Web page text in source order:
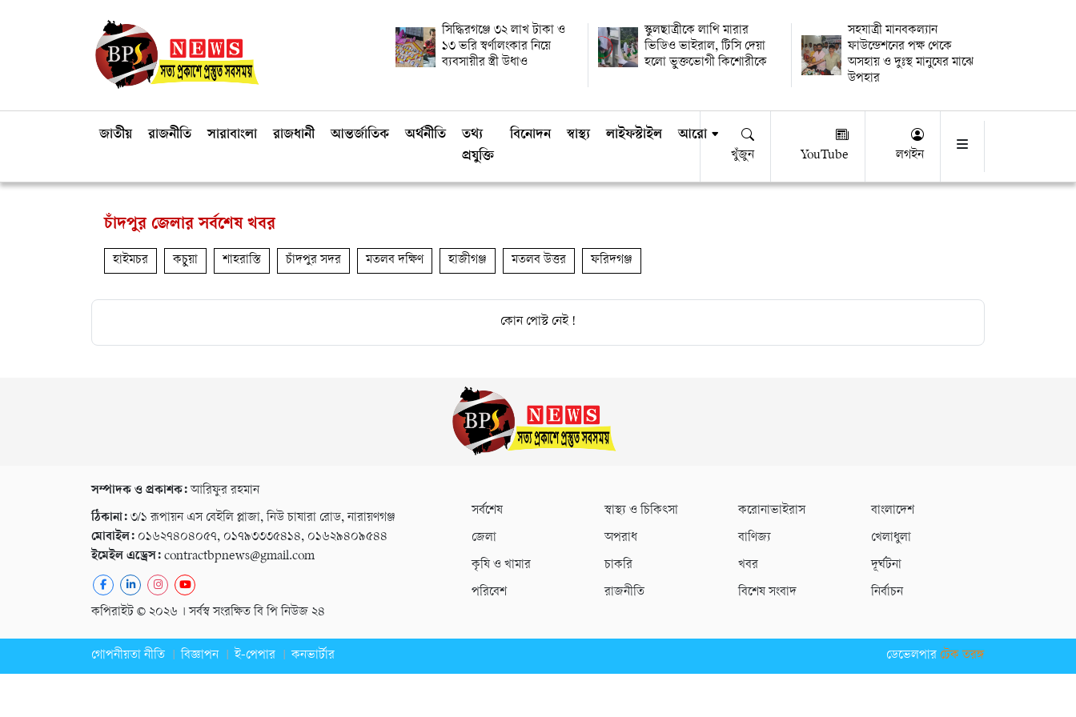
সিদ্ধিরগঞ্জে ৩২ লাখ টাকা ও
১৩ ভরি স্বর্ণালংকার নিয়ে
ব্যবসায়ীর স্ত্রী উধাও
স্কুলছাত্রীকে লাথি মারার
ভিডিও ভাইরাল, টিসি দেয়া
হলো ভুক্তভোগী কিশোরীকে
সহযাত্রী মানবকল্যান
ফাউন্ডেশনের পক্ষ থেকে
অসহায় ও দুঃস্থ মানুষের মাঝে
উপহার
জাতীয় রাজনীতি সারাবাংলা রাজধানী আন্তর্জাতিক অর্থনীতি
তথ্য
প্রযুক্তি
বিনোদন স্বাস্থ্য লাইফস্টাইল আরো
খুঁজুন YouTube লগইন
চাঁদপুর জেলার সর্বশেষ খবর
হাইমচর কচুয়া শাহরাস্তি চাঁদপুর সদর মতলব দক্ষিণ হাজীগঞ্জ মতলব উত্তর ফরিদগঞ্জ
কোন পোস্ট নেই !
সম্পাদক ও প্রকাশক:আরিফুর রহমান
ঠিকানা: ৩/১ রূপায়ন এস বেইলি প্লাজা, নিউ চাষারা রোড, নারায়ণগঞ্জ
মোবাইল: ০১৬২৭৪০৪০৫৭, ০১৭৯৩৩৩৫৪১৪, ০১৬২৯৪০৯৫৪৪
ইমেইল এড্রেস: contractbpnews@gmail.com
কপিরাইট © ২০২৬ । সর্বস্ব সংরক্ষিত বি পি নিউজ ২৪
সর্বশেষ স্বাস্থ্য ও চিকিৎসা করোনাভাইরাস
বাংলাদেশ
জেলা
অপরাধ বাণিজ্য
খেলাধুলা
কৃষি ও খামার
চাকরি খবর
দূর্ঘটনা
পরিবেশ
রাজনীতি বিশেষ সংবাদ নির্বাচন
গোপনীয়তা নীতি বিজ্ঞাপন ই-পেপার কনভার্টার ডেভেলপার টেক তরঙ্গ